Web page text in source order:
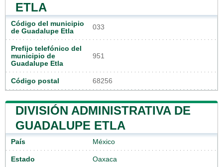
ETLA
Código del municipio
de Guadalupe Etla
033
Prefijo telefónico del
municipio de
Guadalupe Etla
951
Código postal 68256
DIVISIÓN ADMINISTRATIVA DE
GUADALUPE ETLA
País México
Estado Oaxaca